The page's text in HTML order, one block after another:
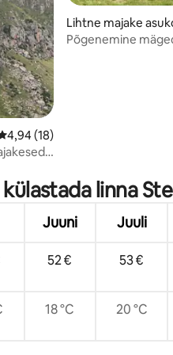
hinnang 4,94/5, 18
4,94 (18)
Lihtne majake
antsminda
Põgenemine
linna
Juuni Juuli
52 € 53 €
18 °C 20 °C